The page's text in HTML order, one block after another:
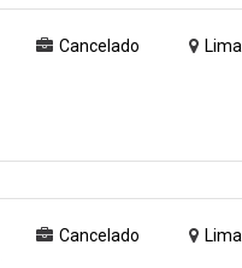
Cancelado Lima
Cancelado Lima